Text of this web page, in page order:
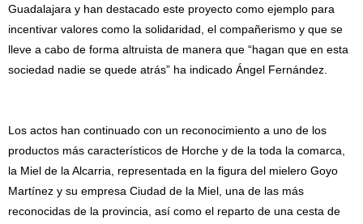
Guadalajara y han destacado este proyecto como ejemplo para
incentivar valores como la solidaridad, el compañerismo y que se
lleve a cabo de forma altruista de manera que “hagan que en esta
sociedad nadie se quede atrás” ha indicado Ángel Fernández.
Los actos han continuado con un reconocimiento a uno de los
productos más característicos de Horche y de la toda la comarca,
la Miel de la Alcarria, representada en la figura del mielero Goyo
Martínez y su empresa Ciudad de la Miel, una de las más
reconocidas de la provincia, así como el reparto de una cesta de